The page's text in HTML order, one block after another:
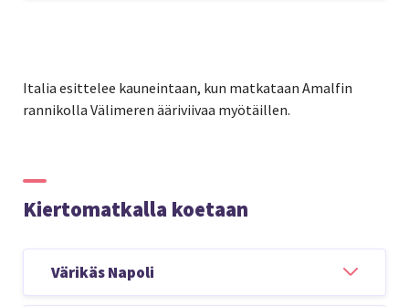
Italia esittelee kauneintaan, kun matkataan Amalfin
rannikolla Välimeren ääriviivaa myötäillen.
Kiertomatkalla koetaan
Värikäs Napoli